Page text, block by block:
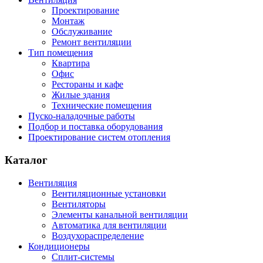
Проектирование
Монтаж
Обслуживание
Ремонт вентиляции
Тип помещения
Квартира
Офис
Рестораны и кафе
Жилые здания
Технические помещения
Пуско-наладочные работы
Подбор и поставка оборудования
Проектирование систем отопления
Каталог
Вентиляция
Вентиляционные установки
Вентиляторы
Элементы канальной вентиляции
Автоматика для вентиляции
Воздухораспределение
Кондиционеры
Сплит-системы